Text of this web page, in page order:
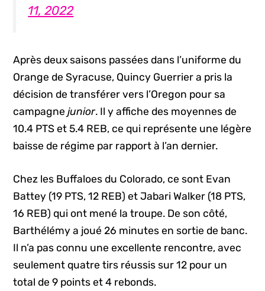
11, 2022
Après deux saisons passées dans l’uniforme du
Orange de Syracuse, Quincy Guerrier a pris la
décision de transférer vers l’Oregon pour sa
campagnejunior. Il y affiche des moyennes de
10.4 PTS et 5.4 REB, ce qui représente une légère
baisse de régime par rapport à l’an dernier.
Chez les Buffaloes du Colorado, ce sont Evan
Battey (19 PTS, 12 REB) et Jabari Walker (18 PTS,
16 REB) qui ont mené la troupe. De son côté,
Barthélémy a joué 26 minutes en sortie de banc.
Il n’a pas connu une excellente rencontre, avec
seulement quatre tirs réussis sur 12 pour un
total de 9 points et 4 rebonds.